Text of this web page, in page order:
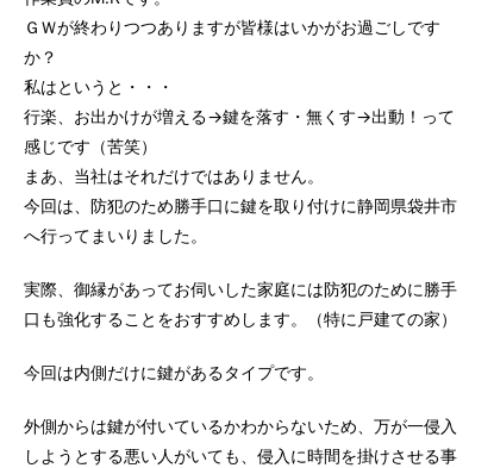
ＧＷが終わりつつありますが皆様はいかがお過ごしです
か？
私はというと・・・
行楽、お出かけが増える→鍵を落す・無くす→出動！って
感じです（苦笑）
まあ、当社はそれだけではありません。
今回は、防犯のため勝手口に鍵を取り付けに静岡県袋井市
へ行ってまいりました。
実際、御縁があってお伺いした家庭には防犯のために勝手
口も強化することをおすすめします。（特に戸建ての家）
今回は内側だけに鍵があるタイプです。
外側からは鍵が付いているかわからないため、万が一侵入
しようとする悪い人がいても、侵入に時間を掛けさせる事